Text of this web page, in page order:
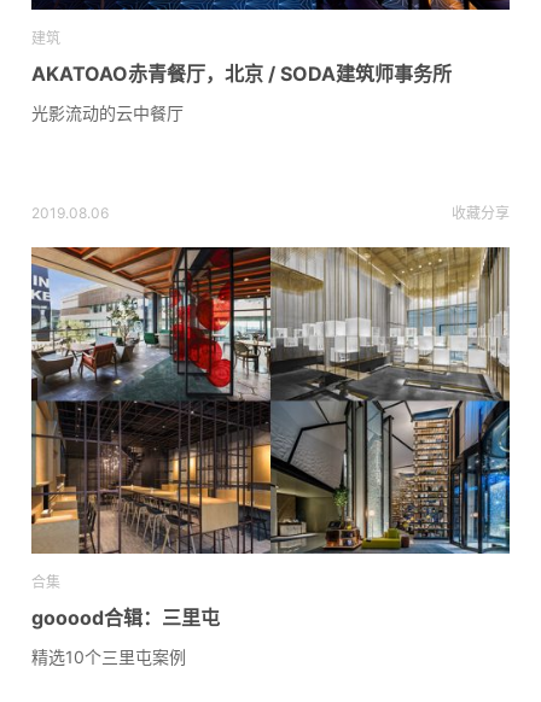
建筑
AKATOAO赤青餐厅，北京 / SODA建筑师事务所
光影流动的云中餐厅
2019.08.06 收藏分享
合集
gooood合辑：三里屯
精选10个三里屯案例